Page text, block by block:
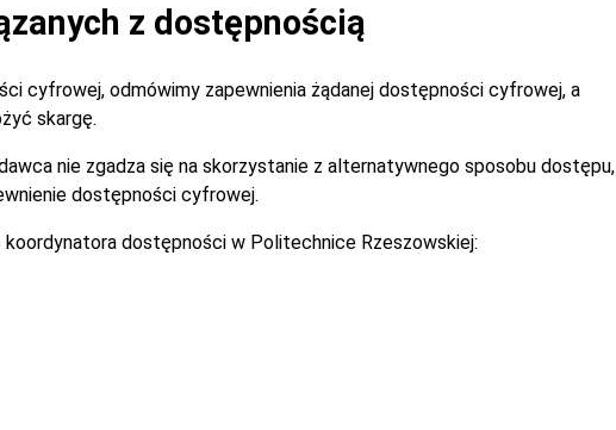
z dostępnością
cyfrowej, odmówimy zapewnienia żądanej dostępności cyfrowej, a
skargę.
nie zgadza się na skorzystanie z alternatywnego sposobu dostępu,
dostępności cyfrowej.
dostępności w Politechnice Rzeszowskiej: